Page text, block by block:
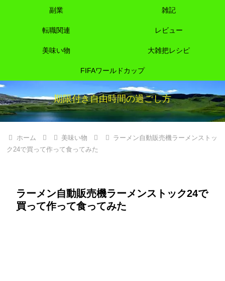
期限付き自由時間の過ごし方
副業 雑記
転職関連 レビュー
美味い物 大雑把レシピ
FIFAワールドカップ
ホーム 美味い物
ラーメン自動販売機ラーメンストッ
ク24で買って作って食ってみた
ラーメン自動販売機ラーメンストック24で
買って作って食ってみた